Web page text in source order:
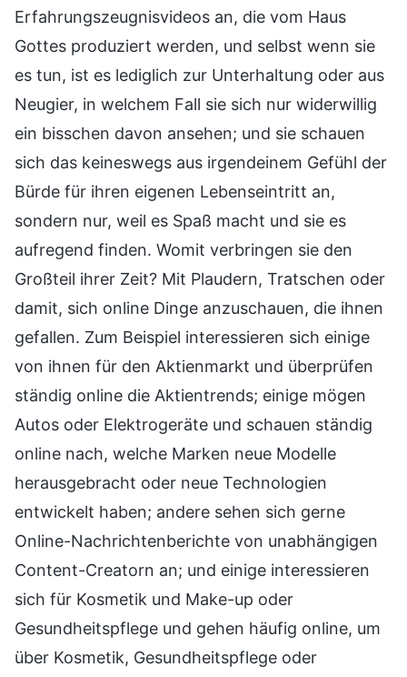
Erfahrungszeugnisvideos an, die vom Haus
Gottes produziert werden, und selbst wenn sie
es tun, ist es lediglich zur Unterhaltung oder aus
Neugier, in welchem Fall sie sich nur widerwillig
ein bisschen davon ansehen; und sie schauen
sich das keineswegs aus irgendeinem Gefühl der
Bürde für ihren eigenen Lebenseintritt an,
sondern nur, weil es Spaß macht und sie es
aufregend finden. Womit verbringen sie den
Großteil ihrer Zeit? Mit Plaudern, Tratschen oder
damit, sich online Dinge anzuschauen, die ihnen
gefallen. Zum Beispiel interessieren sich einige
von ihnen für den Aktienmarkt und überprüfen
ständig online die Aktientrends; einige mögen
Autos oder Elektrogeräte und schauen ständig
online nach, welche Marken neue Modelle
herausgebracht oder neue Technologien
entwickelt haben; andere sehen sich gerne
Online-Nachrichtenberichte von unabhängigen
Content-Creatorn an; und einige interessieren
sich für Kosmetik und Make-up oder
Gesundheitspflege und gehen häufig online, um
über Kosmetik, Gesundheitspflege oder